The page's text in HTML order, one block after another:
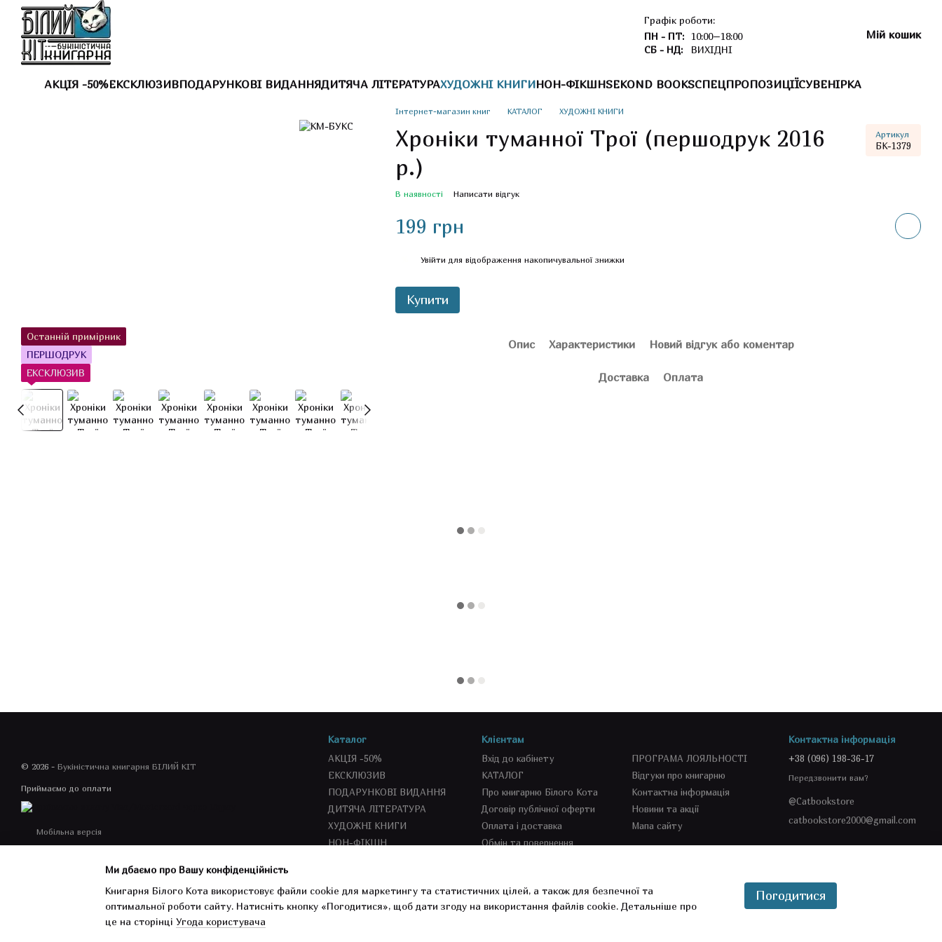
Перейти до основного контенту
Графік роботи:
ПН - ПТ: 10:00–18:00
СБ - НД:
ВИХІДНІ
Мій кошик
АКЦІЯ -50%ЕКСКЛЮЗИВПОДАРУНКОВІ ВИДАННЯДИТЯЧА ЛІТЕРАТУРАХУДОЖНІ КНИГИНОН-ФІКШНSEKOND BOOKSСПЕЦПРОПОЗИЦІЇСУВЕНІРКА
Останній примірник
ПЕРШОДРУК
ЕКСКЛЮЗИВ
Інтернет-магазин книг КАТАЛОГ ХУДОЖНІ КНИГИ
Хроніки туманної Трої (першодрук 2016
р.)
Артикул
БК-1379
В наявності Написати відгук
199 грн
Увійти для відображення накопичувальної знижки
Купити
Опис Характеристики Новий відгук або коментар
Доставка Оплата
© 2026 - Букіністична книгарня БІЛИЙ КІТ
Приймаємо до оплати
Мобільна версія
Інтернет-магазин створений з Хорошоп
Каталог
АКЦІЯ -50%
ЕКСКЛЮЗИВ
ПОДАРУНКОВІ ВИДАННЯ
ДИТЯЧА ЛІТЕРАТУРА
ХУДОЖНІ КНИГИ
НОН-ФІКШН
СУВЕНІРКА
Клієнтам
Вхід до кабінету
КАТАЛОГ
Про книгарню Білого Кота
Договір публічної оферти
Оплата і доставка
Обмін та повернення
ПРОГРАМА ЛОЯЛЬНОСТІ
Відгуки про книгарню
Контактна інформація
Новини та акції
Мапа сайту
Контактна інформація
+38 (096) 198-36-17
Передзвонити вам?
@Catbookstore
catbookstore2000@gmail.com
Ми дбаємо про Вашу конфіденційність
Книгарня Білого Кота використовує файли cookie для маркетингу та статистичних цілей, а також для безпечної та
оптимальної роботи сайту. Натисніть кнопку «Погодитися», щоб дати згоду на використання файлів cookie. Детальніше про
це на сторінці Угода користувача
Погодитися